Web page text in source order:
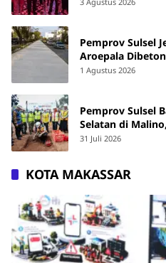
Pemprov Sulsel
Aroepala
1 Agustus 2026
Pemprov Sulsel
Selatan di
31 Juli 2026
KOTA MAKASSAR